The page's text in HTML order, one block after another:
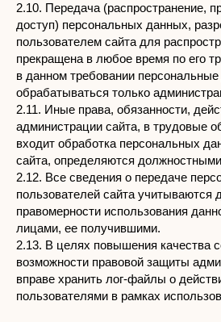
2.10. Передача (распространение,
доступ) персональных данных,
пользователем сайта для
прекращена в любое время по его
в данном требовании
обрабатываться только
2.11. Иные права, обязанности,
администрации сайта, в трудовые
входит обработка персональных
сайта, определяются
2.12. Все сведения о передаче
пользователей сайта учитываются
правомерности использования
лицами, ее получившими.
2.13. В целях повышения качества
возможности правовой защиты
вправе хранить лог-файлы о
пользователями в рамках